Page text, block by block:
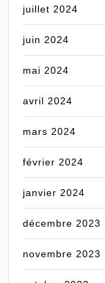
juillet 2024
juin 2024
mai 2024
avril 2024
mars 2024
février 2024
janvier 2024
décembre 2023
novembre 2023